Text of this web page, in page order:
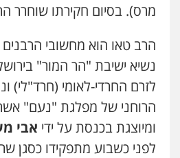
דיני צבא פלילי
עו"ד דניאל
פלילי משפחה צבאי
0526409925
מרס). בסיום חקירתו שוחרר
הרב טאו הוא מחשובי הרבנים
נשיא ישיבת "הר המור"
לזרם החרדי-לאומי (חרד"לי)
ומיוצגת בכנסת על ידי אבי
לפני כשבוע מתפקידו כסגן
עו"ד נעם שביט
פסיכיאטריה משפטית
0506216048
עו"ד שלומי שרון
0547342002